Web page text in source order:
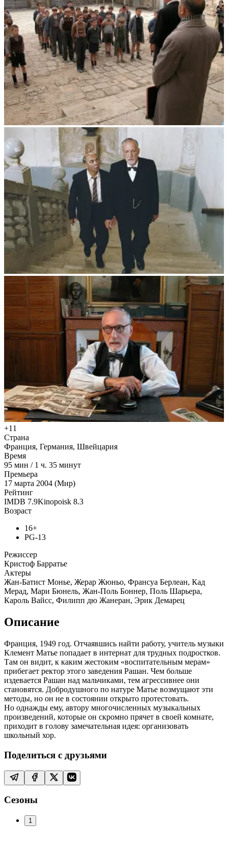
+11
Страна
Франция, Германия, Швейцария
Время
95 мин / 1 ч. 35 минут
Премьера
17 марта 2004 (Мир)
Рейтинг
IMDB 7.9Kinopoisk 8.3
Возраст
16+
PG-13
Режиссер
Кристоф Барратье
Актеры
Жан-Батист Монье, Жерар Жюньо, Франсуа Берлеан, Кад
Мерад, Мари Бюнель, Жан-Поль Боннер, Поль Шарьера,
Кароль Вайсс, Филипп дю Жанеран, Эрик Демарец
Описание
Франция, 1949 год. Отчаявшись найти работу, учитель музыки
Клемент Матье попадает в интернат для трудных подростков.
Там он видит, к каким жестоким «воспитательным мерам»
прибегает ректор этого заведения Рашан. Чем больше
издевается Рашан над мальчиками, тем агрессивнее они
становятся. Добродушного по натуре Матье возмущают эти
методы, но он не в состоянии открыто протестовать.
Но однажды ему, автору многочисленных музыкальных
произведений, которые он скромно прячет в своей комнате,
приходит в голову замечательная идея: организовать
школьный хор.
Поделиться с друзьями
Сезоны
1